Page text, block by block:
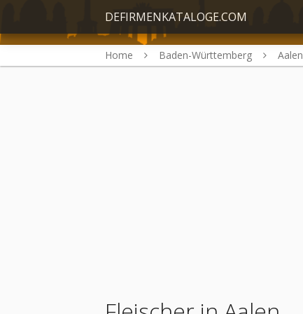
DEFIRMENKATALOGE.COM
Home Baden-Württemberg Aalen